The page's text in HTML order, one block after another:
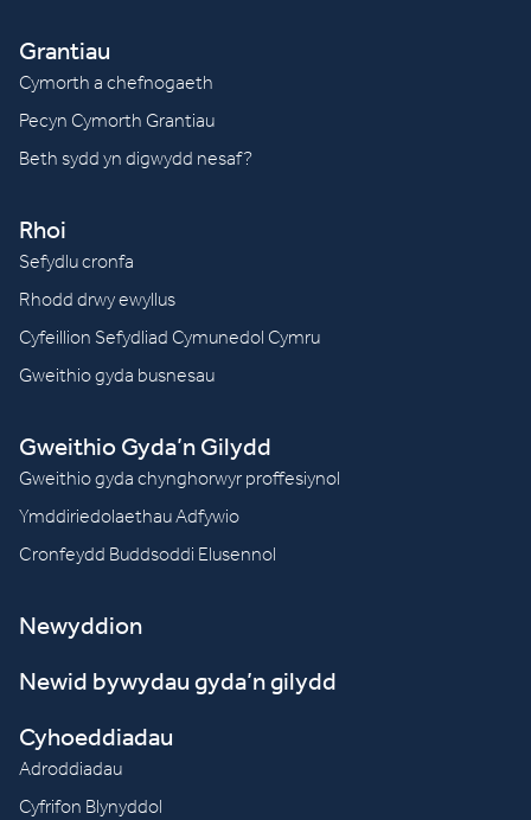
Grantiau
Cymorth a chefnogaeth
Pecyn Cymorth Grantiau
Beth sydd yn digwydd nesaf?
Rhoi
Sefydlu cronfa
Rhodd drwy ewyllus
Cyfeillion Sefydliad Cymunedol Cymru
Gweithio gyda busnesau
Gweithio Gyda’n Gilydd
Gweithio gyda chynghorwyr proffesiynol
Ymddiriedolaethau Adfywio
Cronfeydd Buddsoddi Elusennol
Newyddion
Newid bywydau gyda’n gilydd
Cyhoeddiadau
Adroddiadau
Cyfrifon Blynyddol